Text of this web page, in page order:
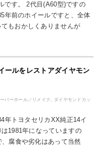
です。 2代目(A60型)ですの
年前のホイールですと、全体
もおかしくありませんが
ールをレストアダイヤモン
バーホール／リメイク , ダイヤモンドカッ
年トヨタセリカXX純正14イ
1981年になっていますの
腐食や劣化はあって当然